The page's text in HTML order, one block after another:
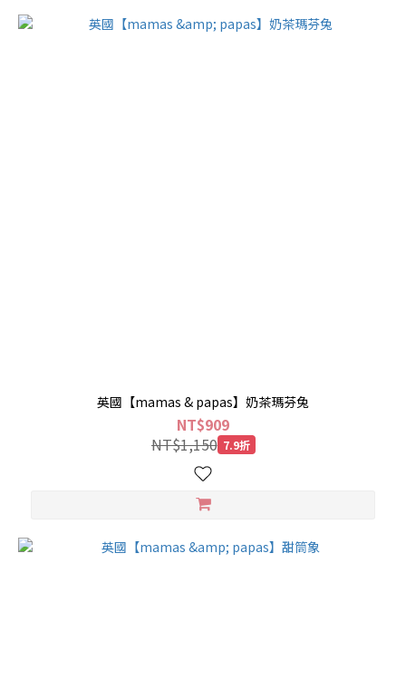
英國【mamas & papas】奶茶瑪芬兔
NT$909
NT$1,150 7.9折